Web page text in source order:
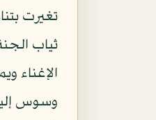
تغيرت
ثياب
الإغناء
وسوس